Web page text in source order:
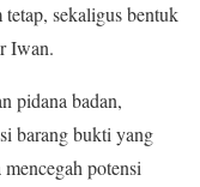
sekaligus bentuk
Iwan.
pidana badan,
barang bukti yang
potensi